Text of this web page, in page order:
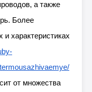
а также
Более
характеристиках
от множества